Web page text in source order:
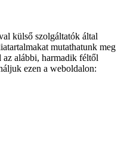
külső szolgáltatók által
mutathatunk meg
az alábbi, harmadik féltől
ezen a weboldalon: